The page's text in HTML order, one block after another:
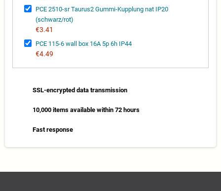
PCE 2510-sr Taurus2 Gummi-Kupplung nat IP20
(schwarz/rot)
€3.41
PCE 115-6 wall box 16A 5p 6h IP44
€4.49
SSL-encrypted data transmission
10,000 items available within 72 hours
Fast response